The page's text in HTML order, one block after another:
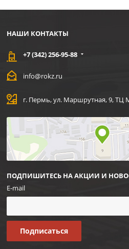
НАШИ КОНТАКТЫ
+7 (342) 256-95-88
info@rokz.ru
г. Пермь, ул. Маршрутная, 9, ТЦ
ПОДПИШИТЕСЬ НА АКЦИИ И
E-mail